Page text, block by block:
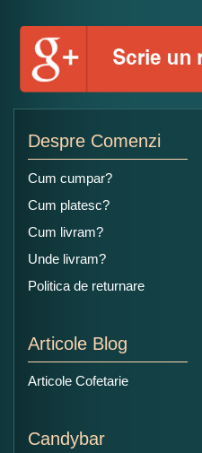
Despre Comenzi
Cum cumpar?
Cum platesc?
Cum livram?
Unde livram?
Politica de returnare
Articole Blog
Articole Cofetarie
Candybar